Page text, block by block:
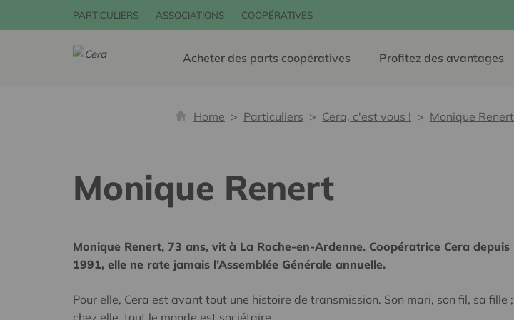
PARTICULIERS ASSOCIATIONS COOPÉRATIVES
Acheter des parts coopératives Profitez des avantages
Home Particuliers Cera, c'est vous ! Monique Renert
Monique Renert
Monique Renert, 73 ans, vit à La Roche-en-Ardenne. Coopératrice Cera depuis
1991, elle ne rate jamais l’Assemblée Générale annuelle.
Pour elle, Cera est avant tout une histoire de transmission. Son mari, son fil, sa fille ;
chez elle, tout le monde est sociétaire.